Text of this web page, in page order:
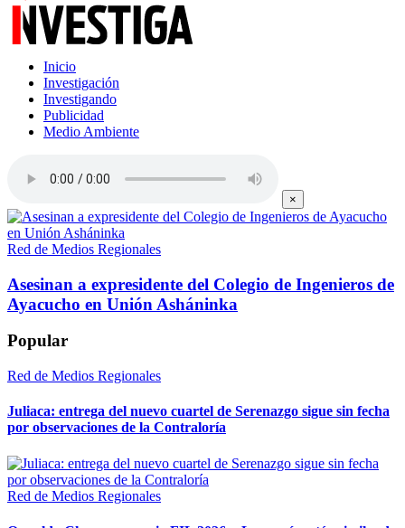
Inicio
Investigación
Investigando
Publicidad
Medio Ambiente
×
Red de Medios Regionales
Asesinan a expresidente del Colegio de Ingenieros de
Ayacucho en Unión Asháninka
Popular
Red de Medios Regionales
Juliaca: entrega del nuevo cuartel de Serenazgo sigue sin fecha
por observaciones de la Contraloría
Red de Medios Regionales